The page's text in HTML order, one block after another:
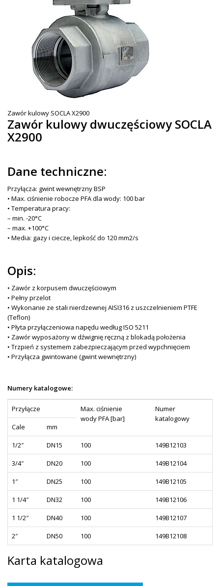
Zawór kulowy SOCLA X2900
Zawór kulowy dwuczęściowy SOCLA
X2900
Dane techniczne:
Przyłącza: gwint wewnętrzny BSP
• Max. ciśnienie robocze PFA dla wody: 100 bar
• Temperatura pracy:
– min. -20°C
– max. +100°C
• Media: gazy i ciecze, lepkość do 120 mm2/s
Opis:
• Zawór z korpusem dwuczęściowym
• Pełny przelot
• Wykonanie ze stali nierdzewnej AISI316 z uszczelnieniem PTFE
(Teflon)
• Płyta przyłączeniowa napędu według ISO 5211
• Zawór wyposażony w dźwignię ręczną z blokadą położenia
• Trzpień z systemem zabezpieczającym przed wypchnięciem
• Przyłącza gwintowane (gwint wewnętrzny)
Numery katalogowe:
Przyłącze
Max. ciśnienie
wody PFA [bar]
Numer
katalogowy
Cale
mm
1/2″ DN15 100 149B12103
3/4″ DN20 100 149B12104
1″ DN25 100 149B12105
1 1/4″ DN32 100 149B12106
1 1/2″ DN40 100 149B12107
2″ DN50 100 149B12108
Karta katalogowa